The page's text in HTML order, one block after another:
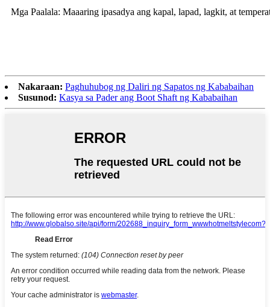
Mga Paalala: Maaaring ipasadya ang kapal, lapad, lagkit, at
Nakaraan: Paghuhubog ng Daliri ng Sapatos ng Kababaihan
Susunod: Kasya sa Pader ang Boot Shaft ng Kababaihan